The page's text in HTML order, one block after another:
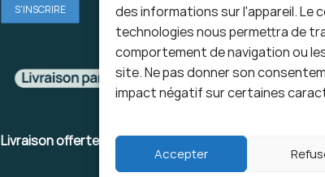
des informations sur l'appareil. Le
technologies nous permettra de
comportement de navigation ou
site. Ne pas donner son
impact négatif sur certaines
Accepter
Livraison offerte en point relais à partir de 100€